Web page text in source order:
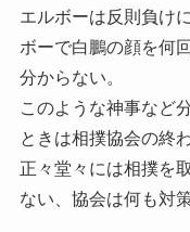
エルボーは反則負け
ボーで白鵬の顔を何
分からない。
このような神事など
ときは相撲協会の終
正々堂々には相撲を
ない、協会は何も対